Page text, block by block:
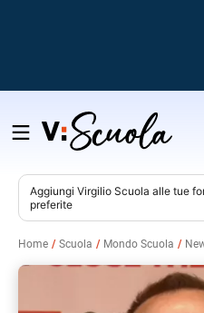
Salta
contenuto
Aggiungi Virgilio Scuola alle tue
preferite
Home Scuola Mondo Scuola